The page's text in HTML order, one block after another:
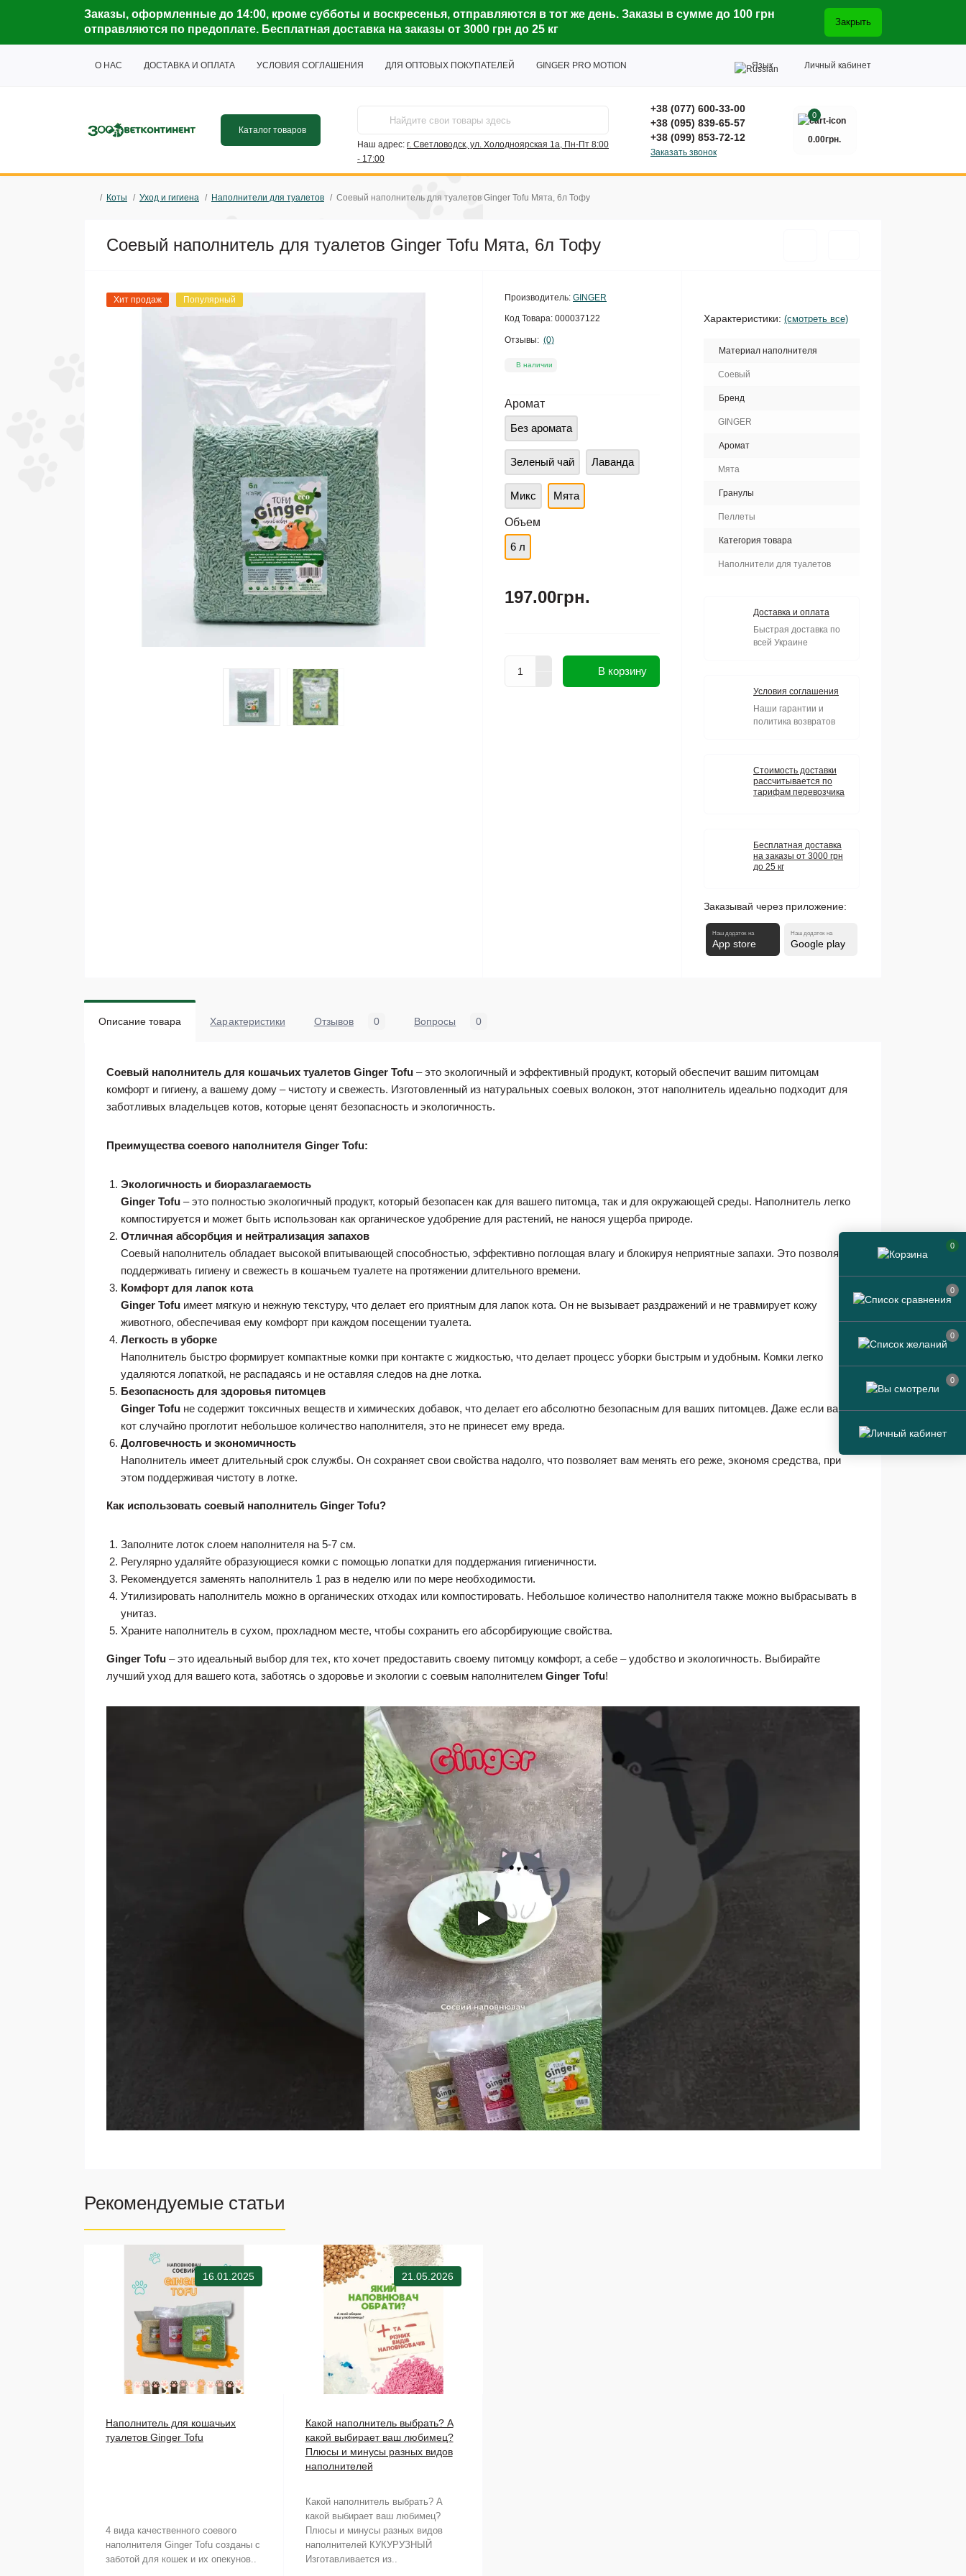
0
0
0
0
Заказы, оформленные до 14:00, кроме субботы и воскресенья, отправляются в тот же день. Заказы в сумме до 100 грн
отправляются по предоплате. Бесплатная доставка на заказы от 3000 грн до 25 кг
Закрыть
О НАС ДОСТАВКА И ОПЛАТА УСЛОВИЯ СОГЛАШЕНИЯ ДЛЯ ОПТОВЫХ ПОКУПАТЕЛЕЙ GINGER PRO MOTION Язык Личный кабинет
Каталог товаров
Наш адрес: г. Светловодск, ул. Холодноярская 1а, Пн-Пт 8:00
- 17:00
+38 (077) 600-33-00
+38 (095) 839-65-57
+38 (099) 853-72-12
Заказать звонок
0
0.00грн.
Коты Уход и гигиена Наполнители для туалетов Соевый наполнитель для туалетов Ginger Tofu Мята, 6л Тофу
Соевый наполнитель для туалетов Ginger Tofu Мята, 6л Тофу
Хит продаж Популярный Производитель: GINGER
Код Товара: 000037122
Отзывы: (0)
В наличии
Аромат
Без аромата
Зеленый чай Лаванда
Микс Мята
Объем
6 л
197.00грн.
В корзину
Характеристики: (смотреть все)
Материал наполнителя
Соевый
Бренд
GINGER
Аромат
Мята
Гранулы
Пеллеты
Категория товара
Наполнители для туалетов
Доставка и оплата
Быстрая доставка по
всей Украине
Условия соглашения
Наши гарантии и
политика возвратов
Стоимость доставки
рассчитывается по
тарифам перевозчика
Бесплатная доставка
на заказы от 3000 грн
до 25 кг
Заказывай через приложение:
Наш додаток на
App store
Наш додаток на
Google play
Описание товара Характеристики Отзывов 0 Вопросы 0
Соевый наполнитель для кошачьих туалетов Ginger Tofu – это экологичный и эффективный продукт, который обеспечит вашим питомцам
комфорт и гигиену, а вашему дому – чистоту и свежесть. Изготовленный из натуральных соевых волокон, этот наполнитель идеально подходит для
заботливых владельцев котов, которые ценят безопасность и экологичность.
Преимущества соевого наполнителя Ginger Tofu:
Экологичность и биоразлагаемость
Ginger Tofu – это полностью экологичный продукт, который безопасен как для вашего питомца, так и для окружающей среды. Наполнитель легко
компостируется и может быть использован как органическое удобрение для растений, не нанося ущерба природе.
Отличная абсорбция и нейтрализация запахов
Соевый наполнитель обладает высокой впитывающей способностью, эффективно поглощая влагу и блокируя неприятные запахи. Это позволяет
поддерживать гигиену и свежесть в кошачьем туалете на протяжении длительного времени.
Комфорт для лапок кота
Ginger Tofu имеет мягкую и нежную текстуру, что делает его приятным для лапок кота. Он не вызывает раздражений и не травмирует кожу
животного, обеспечивая ему комфорт при каждом посещении туалета.
Легкость в уборке
Наполнитель быстро формирует компактные комки при контакте с жидкостью, что делает процесс уборки быстрым и удобным. Комки легко
удаляются лопаткой, не распадаясь и не оставляя следов на дне лотка.
Безопасность для здоровья питомцев
Ginger Tofu не содержит токсичных веществ и химических добавок, что делает его абсолютно безопасным для ваших питомцев. Даже если ваш
кот случайно проглотит небольшое количество наполнителя, это не принесет ему вреда.
Долговечность и экономичность
Наполнитель имеет длительный срок службы. Он сохраняет свои свойства надолго, что позволяет вам менять его реже, экономя средства, при
этом поддерживая чистоту в лотке.
Как использовать соевый наполнитель Ginger Tofu?
Заполните лоток слоем наполнителя на 5-7 см.
Регулярно удаляйте образующиеся комки с помощью лопатки для поддержания гигиеничности.
Рекомендуется заменять наполнитель 1 раз в неделю или по мере необходимости.
Утилизировать наполнитель можно в органических отходах или компостировать. Небольшое количество наполнителя также можно выбрасывать в
унитаз.
Храните наполнитель в сухом, прохладном месте, чтобы сохранить его абсорбирующие свойства.
Ginger Tofu – это идеальный выбор для тех, кто хочет предоставить своему питомцу комфорт, а себе – удобство и экологичность. Выбирайте
лучший уход для вашего кота, заботясь о здоровье и экологии с соевым наполнителем Ginger Tofu!
Рекомендуемые статьи
16.01.2025
Наполнитель для кошачьих
туалетов Ginger Tofu
4 вида качественного соевого
наполнителя Ginger Tofu созданы с
заботой для кошек и их опекунов..
21.05.2026
Какой наполнитель выбрать? А
какой выбирает ваш любимец?
Плюсы и минусы разных видов
наполнителей
Какой наполнитель выбрать? А
какой выбирает ваш любимец?
Плюсы и минусы разных видов
наполнителей КУКУРУЗНЫЙ
Изготавливается из..